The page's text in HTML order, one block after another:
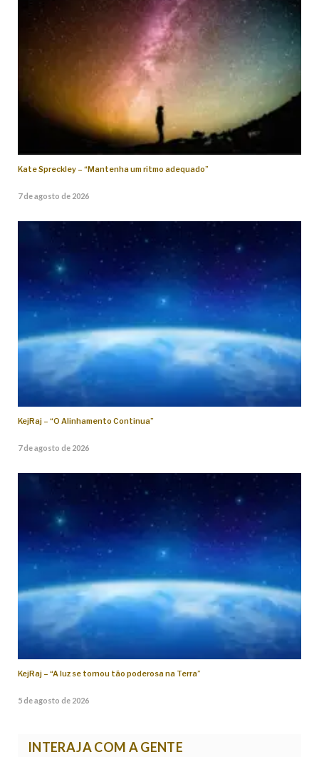
Kate Spreckley – “Mantenha um ritmo adequado”
7 de agosto de 2026
KejRaj – “O Alinhamento Continua”
7 de agosto de 2026
KejRaj – “A luz se tornou tão poderosa na Terra”
5 de agosto de 2026
INTERAJA COM A GENTE